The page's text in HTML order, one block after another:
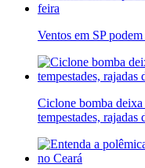
Ventos em SP
Ciclone bomba
tempestades, rajadas